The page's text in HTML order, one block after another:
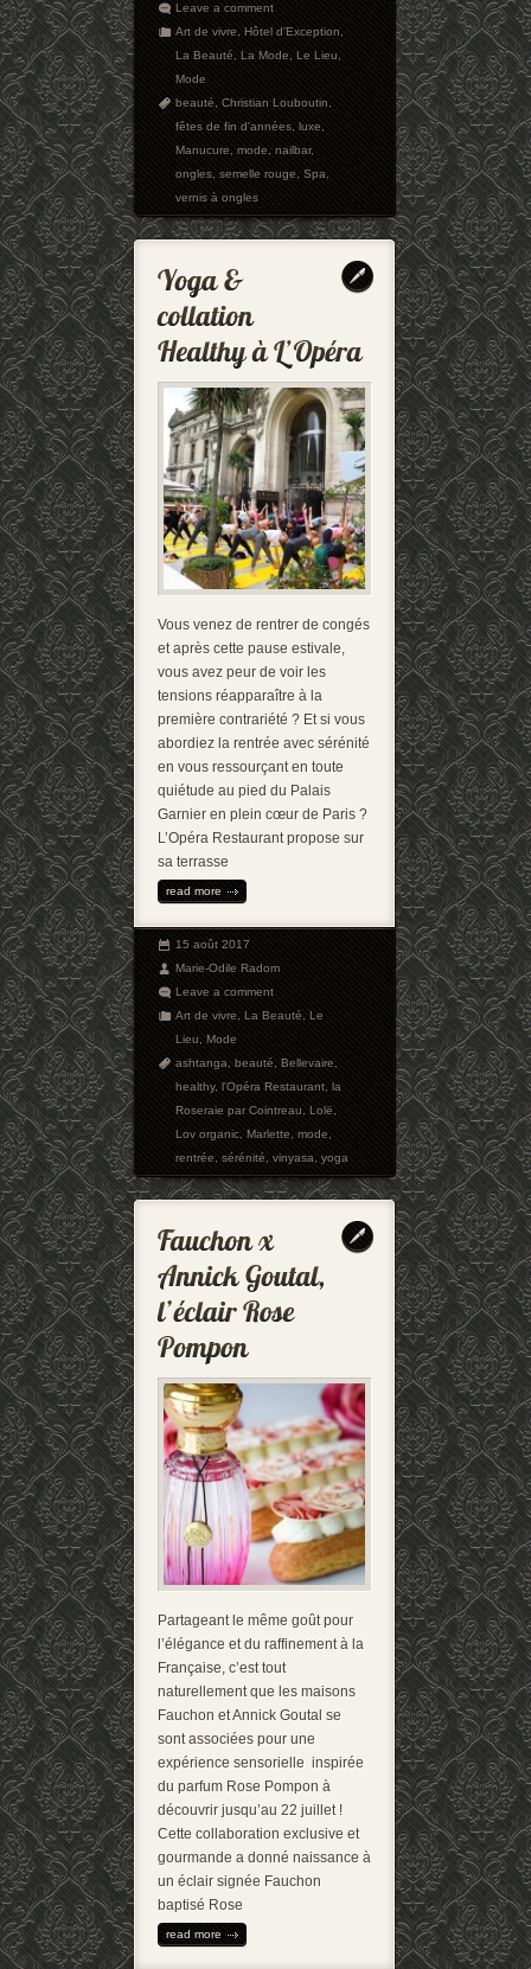
Leave a comment
Art de vivre,Hôtel d'Exception,
La Beauté,La Mode,Le Lieu,
Mode
beauté,Christian Louboutin,
fêtes de fin d'années,luxe,
Manucure,mode,nailbar,
ongles,semelle rouge,Spa,
vernis à ongles
Vous venez de rentrer de congés
et après cette pause estivale,
vous avez peur de voir les
tensions réapparaître à la
première contrariété ? Et si vous
abordiez la rentrée avec sérénité
en vous ressourçant en toute
quiétude au pied du Palais
Garnier en plein cœur de Paris ?
L’Opéra Restaurant propose sur
sa terrasse
read more
15 août 2017
Marie-Odile Radom
Leave a comment
Art de vivre,La Beauté,Le
Lieu,Mode
ashtanga,beauté,Bellevaire,
healthy,l'Opéra Restaurant,la
Roseraie par Cointreau,Lolë,
Lov organic,Marlette,mode,
rentrée,sérénité,vinyasa,yoga
Partageant le même goût pour
l’élégance et du raffinement à la
Française, c’est tout
naturellement que les maisons
Fauchon et Annick Goutal se
sont associées pour une
expérience sensorielle inspirée
du parfum Rose Pompon à
découvrir jusqu’au 22 juillet !
Cette collaboration exclusive et
gourmande a donné naissance à
un éclair signée Fauchon
baptisé Rose
read more